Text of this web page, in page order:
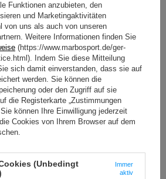
Funktionen anzubieten, den
und Marketingaktivitäten
von uns als auch von unseren
Weitere Informationen finden Sie
(https://www.marbosport.de/ger-
Indem Sie diese Mitteilung
sich damit einverstanden, dass sie auf
werden. Sie können die
oder den Zugriff auf sie
die Registerkarte „Zustimmungen
können Ihre Einwilligung jederzeit
Cookies von Ihrem Browser auf dem
(Unbedingt
Immer
aktiv